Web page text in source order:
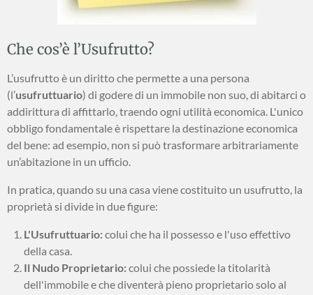
Che cos’è l’Usufrutto?
L’usufrutto è un diritto che permette a una persona
(l’usufruttuario) di godere di un immobile non suo, di abitarci o
addirittura di affittarlo, traendo ogni utilità economica. L'unico
obbligo fondamentale è rispettare la destinazione economica
del bene: ad esempio, non si può trasformare arbitrariamente
un’abitazione in un ufficio.
In pratica, quando su una casa viene costituito un usufrutto, la
proprietà si divide in due figure:
L'Usufruttuario:colui che ha il possesso e l'uso effettivo
della casa.
Il Nudo Proprietario:colui che possiede la titolarità
dell'immobile e che diventerà pieno proprietario solo al